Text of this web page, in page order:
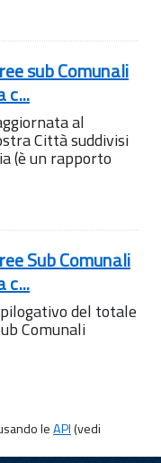
sub Comunali
c...
al
Città suddivisi
(è un rapporto
Sub Comunali
c...
del totale
Comunali
leAPI(vedi